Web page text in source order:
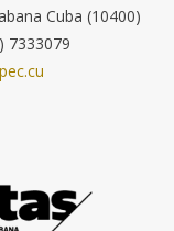
Cuba (10400)
7333079